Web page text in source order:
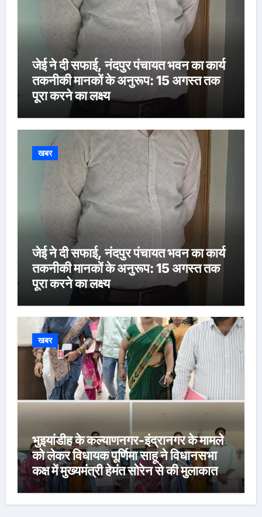
जेई ने दी सफाई, नंदपुर पंचायत भवन का कार्य
तकनीकी मानकों के अनुरूप: 15 अगस्त तक
पूरा करने का लक्ष्य
खबर
जेई ने दी सफाई, नंदपुर पंचायत भवन का कार्य
तकनीकी मानकों के अनुरूप: 15 अगस्त तक
पूरा करने का लक्ष्य
खबर
भुइयांडीह के कल्याणनगर-इंद्रानगर के मामले
को लेकर विधायक पूर्णिमा साहू ने विधानसभा
कक्ष में मुख्यमंत्री हेमंत सोरेन से की मुलाकात,
कार्रवाई स्थगित करने व पुनर्वास की रखी मांग,
बस्तीवासी भी रहे मौजूद